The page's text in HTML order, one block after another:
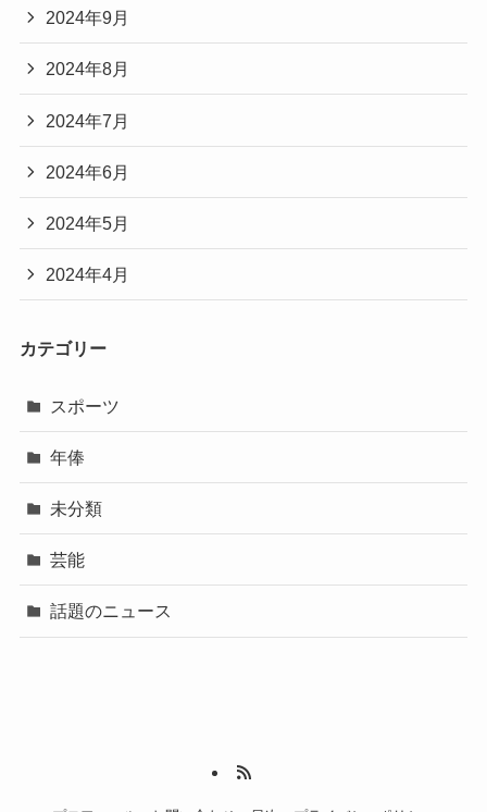
2024年9月
2024年8月
2024年7月
2024年6月
2024年5月
2024年4月
カテゴリー
スポーツ
年俸
未分類
芸能
話題のニュース